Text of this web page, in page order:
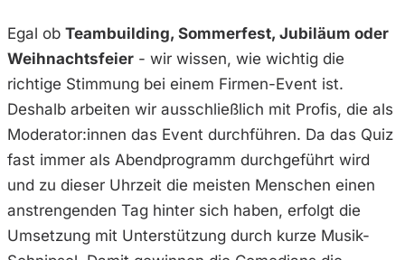
Egal ob Teambuilding, Sommerfest, Jubiläum oder
Weihnachtsfeier - wir wissen, wie wichtig die
richtige Stimmung bei einem Firmen-Event ist.
Deshalb arbeiten wir ausschließlich mit Profis, die als
Moderator:innen das Event durchführen. Da das Quiz
fast immer als Abendprogramm durchgeführt wird
und zu dieser Uhrzeit die meisten Menschen einen
anstrengenden Tag hinter sich haben, erfolgt die
Umsetzung mit Unterstützung durch kurze Musik-